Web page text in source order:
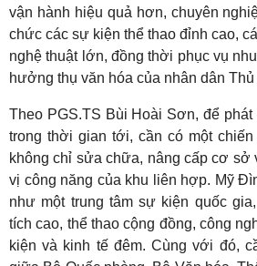
vận hành hiệu quả hơn, chuyên
chức các sự kiện thể thao đỉnh cao,
nghệ thuật lớn, đồng thời phục vụ
hưởng thụ văn hóa của nhân dân
Theo PGS.TS Bùi Hoài Sơn, để
trong thời gian tới, cần có một
không chỉ sửa chữa, nâng cấp cơ sở
vị công năng của khu liên hợp. Mỹ
như một trung tâm sự kiện quốc
tích cao, thể thao cộng đồng, công
kiện và kinh tế đêm. Cùng với đó,